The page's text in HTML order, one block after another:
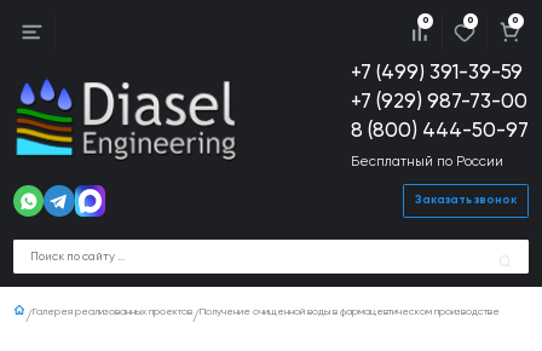
+7 (499) 391-39-59
+7 (929) 987-73-00
8 (800) 444-50-97
Бесплатный по России
Заказать звонок
0 0 0
Галерея реализованных проектов Получение очищенной воды в фармацевтическом производстве